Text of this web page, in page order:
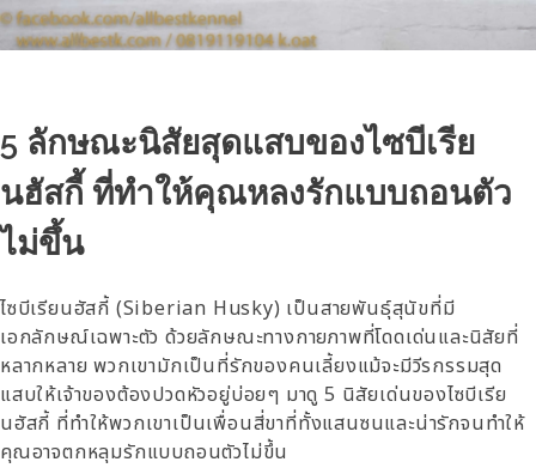
5 ลักษณะนิสัยสุดแสบของไซบีเรีย
นฮัสกี้ ที่ทำให้คุณหลงรักแบบถอนตัว
ไม่ขึ้น
ไซบีเรียนฮัสกี้ (Siberian Husky) เป็นสายพันธุ์สุนัขที่มี
เอกลักษณ์เฉพาะตัว ด้วยลักษณะทางกายภาพที่โดดเด่นและนิสัยที่
หลากหลาย พวกเขามักเป็นที่รักของคนเลี้ยงแม้จะมีวีรกรรมสุด
แสบให้เจ้าของต้องปวดหัวอยู่บ่อยๆ มาดู 5 นิสัยเด่นของไซบีเรีย
นฮัสกี้ ที่ทำให้พวกเขาเป็นเพื่อนสี่ขาที่ทั้งแสนซนและน่ารักจนทำให้
คุณอาจตกหลุมรักแบบถอนตัวไม่ขึ้น